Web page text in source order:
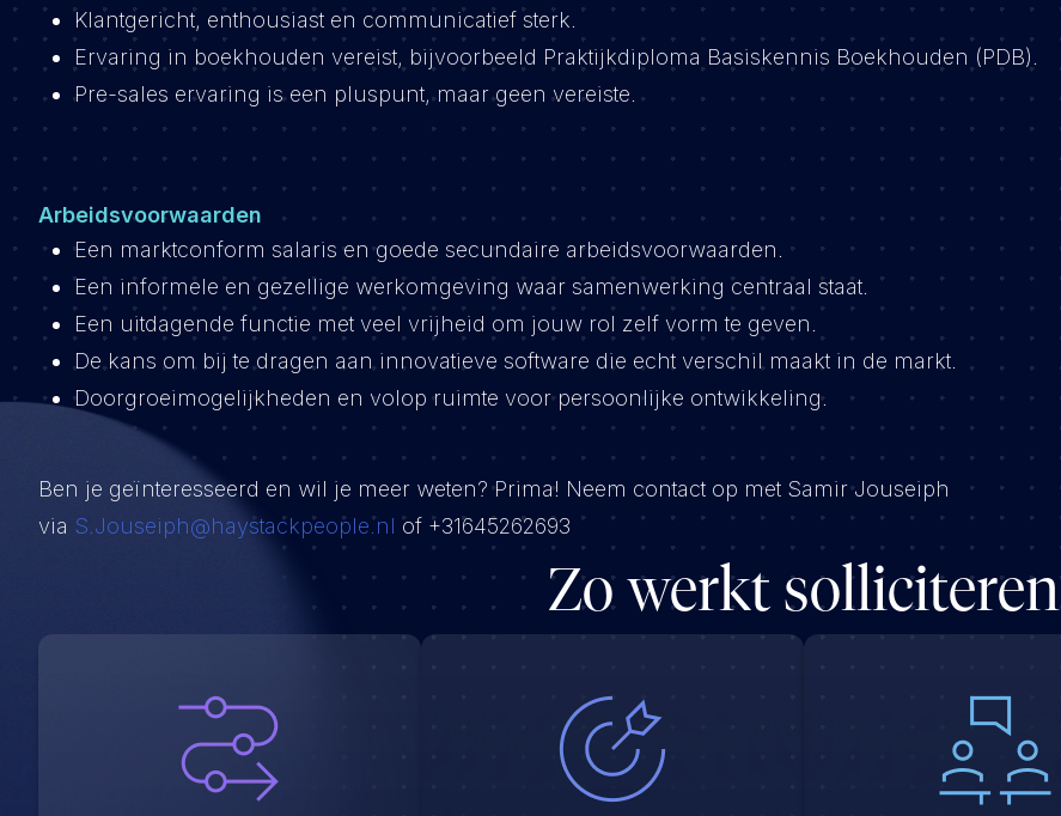
Klantgericht, enthousiast en communicatief sterk.
Ervaring in boekhouden vereist, bijvoorbeeld Praktijkdiploma Basiskennis Boekhouden (PDB).
Pre-sales ervaring is een pluspunt, maar geen vereiste.
Arbeidsvoorwaarden
Een marktconform salaris en goede secundaire arbeidsvoorwaarden.
Een informele en gezellige werkomgeving waar samenwerking centraal staat.
Een uitdagende functie met veel vrijheid om jouw rol zelf vorm te geven.
De kans om bij te dragen aan innovatieve software die echt verschil maakt in de markt.
Doorgroeimogelijkheden en volop ruimte voor persoonlijke ontwikkeling.
Ben je geïnteresseerd en wil je meer weten? Prima! Neem contact op met Samir Jouseiph
via S.Jouseiph@haystackpeople.nl of +31645262693
Zo werkt solliciteren